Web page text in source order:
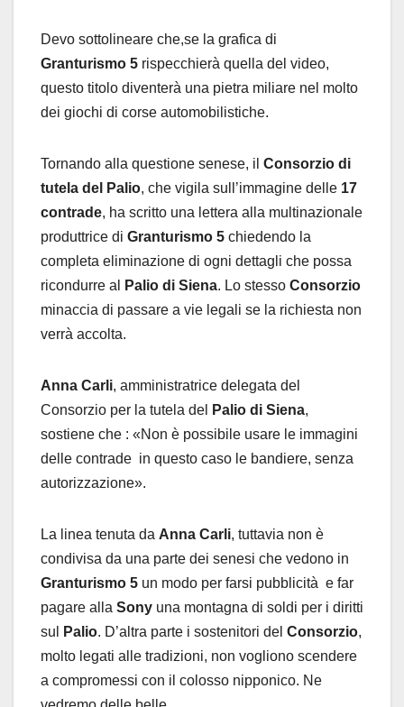
Devo sottolineare che,se la grafica di
Granturismo 5 rispecchierà quella del video,
questo titolo diventerà una pietra miliare nel molto
dei giochi di corse automobilistiche.
Tornando alla questione senese, il Consorzio di
tutela del Palio, che vigila sull’immagine delle 17
contrade, ha scritto una lettera alla multinazionale
produttrice di Granturismo 5 chiedendo la
completa eliminazione di ogni dettagli che possa
ricondurre al
Palio di Siena. Lo stesso Consorzio
minaccia di passare a vie legali se la richiesta non
verrà accolta.
Anna Carli, amministratrice delegata del
Consorzio per la tutela del
Palio di Siena,
sostiene che : «Non è possibile usare le immagini
delle contrade in questo caso le bandiere, senza
autorizzazione».
La linea tenuta da Anna Carli, tuttavia non è
condivisa da una parte dei senesi che vedono in
Granturismo 5 un modo per farsi pubblicità e far
pagare alla Sony una montagna di soldi per i diritti
sul
Palio. D’altra parte i sostenitori del Consorzio,
molto legati alle tradizioni, non vogliono scendere
a compromessi con il colosso nipponico. Ne